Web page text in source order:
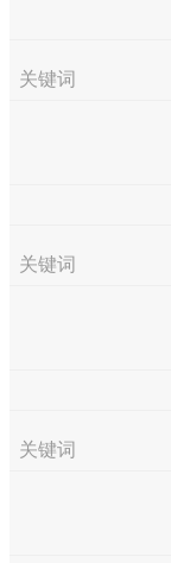
关键词
关键词
关键词